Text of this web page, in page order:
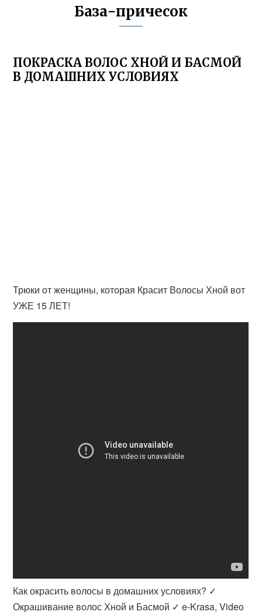
База-причесок
ПОКРАСКА ВОЛОС ХНОЙ И БАСМОЙ
В ДОМАШНИХ УСЛОВИЯХ
Трюки от женщины, которая Красит Волосы Хной вот
УЖЕ 15 ЛЕТ!
Как окрасить волосы в домашних условиях? ✓
Окрашивание волос Хной и Басмой ✓ e-Krasa, Video